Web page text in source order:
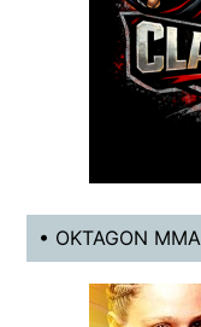
• OKTAGON MMA